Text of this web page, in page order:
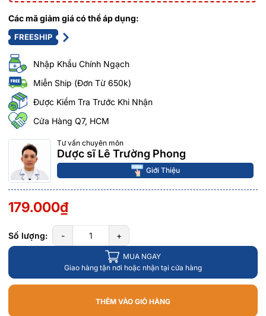
Các mã giảm giá có thể áp dụng:
FREESHIP
Nhập Khẩu Chính Ngạch
Miễn Ship (Đơn Từ 650k)
Được Kiểm Tra Trước Khi Nhận
Cửa Hàng Q7, HCM
Tư vấn chuyên môn
Dược sĩ Lê Trường Phong
Giới Thiệu
179.000₫
Số lượng: - +
MUA NGAY
Giao hàng tận nơi hoặc nhận tại cửa hàng
THÊM VÀO GIỎ HÀNG